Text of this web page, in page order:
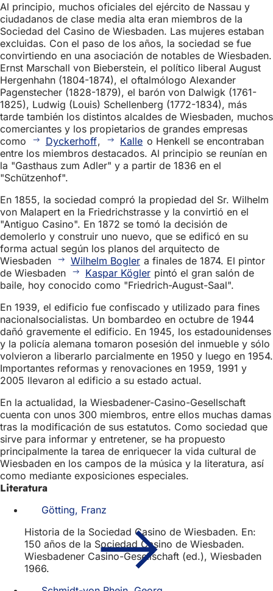
Al principio, muchos oficiales del ejército de Nassau y
ciudadanos de clase media alta eran miembros de la
Sociedad del Casino de Wiesbaden. Las mujeres estaban
excluidas. Con el paso de los años, la sociedad se fue
convirtiendo en una asociación de notables de Wiesbaden.
Ernst Marschall von Bieberstein, el político liberal August
Hergenhahn (1804-1874), el oftalmólogo Alexander
Pagenstecher (1828-1879), el barón von Dalwigk (1761-
1825), Ludwig (Louis) Schellenberg (1772-1834), más
tarde también los distintos alcaldes de Wiesbaden, muchos
comerciantes y los propietarios de grandes empresas
como
Dyckerhoff, Kalle o Henkell se encontraban
entre los miembros destacados. Al principio se reunían en
la "Gasthaus zum Adler" y a partir de 1836 en el
"Schützenhof".
En 1855, la sociedad compró la propiedad del Sr. Wilhelm
von Malapert en la Friedrichstrasse y la convirtió en el
"Antiguo Casino". En 1872 se tomó la decisión de
demolerlo y construir uno nuevo, que se edificó en su
forma actual según los planos del arquitecto de
Wiesbaden
Wilhelm Bogler a finales de 1874. El pintor
de Wiesbaden
Kaspar Kögler pintó el gran salón de
baile, hoy conocido como "Friedrich-August-Saal".
En 1939, el edificio fue confiscado y utilizado para fines
nacionalsocialistas. Un bombardeo en octubre de 1944
dañó gravemente el edificio. En 1945, los estadounidenses
y la policía alemana tomaron posesión del inmueble y sólo
volvieron a liberarlo parcialmente en 1950 y luego en 1954.
Importantes reformas y renovaciones en 1959, 1991 y
2005 llevaron al edificio a su estado actual.
En la actualidad, la Wiesbadener-Casino-Gesellschaft
cuenta con unos 300 miembros, entre ellos muchas damas
tras la modificación de sus estatutos. Como sociedad que
sirve para informar y entretener, se ha propuesto
principalmente la tarea de enriquecer la vida cultural de
Wiesbaden en los campos de la música y la literatura, así
como mediante exposiciones especiales.
Literatura
Götting, Franz
Historia de la Sociedad Casino de Wiesbaden. En:
150 años de la Sociedad Casino de Wiesbaden.
Wiesbadener Casino-Gesellschaft (ed.), Wiesbaden
1966.